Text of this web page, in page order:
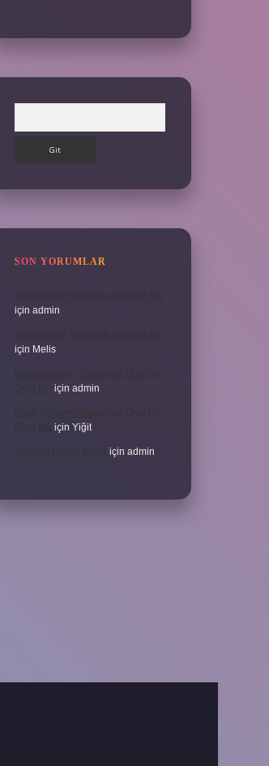
SON YORUMLAR
Amortisman Vergiden Düşülür Mü
için admin
Amortisman Vergiden Düşülür Mü
için Melis
Modernleşme Toplumsal Olay Mı
Olgu Mu
için admin
Modernleşme Toplumsal Olay Mı
Olgu Mu
için Yiğit
Toplantı Nisabı Nedir için admin